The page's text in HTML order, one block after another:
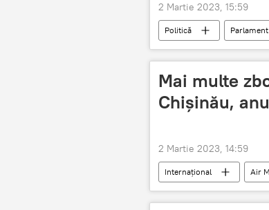
2 Martie 2023, 15:59
Politică Parlament
Mai multe
Chișinău,
2 Martie 2023, 14:59
Internațional Air